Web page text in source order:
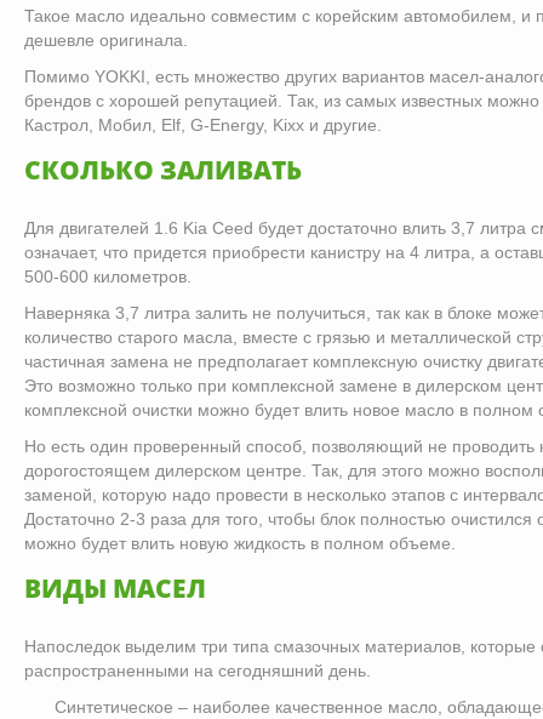
Такое масло идеально совместим с корейским автомобилем, и
дешевле оригинала.
Помимо YOKKI, есть множество других вариантов масел-
брендов с хорошей репутацией. Так, из самых известных
Кастрол, Мобил, Elf, G-Energy, Kixx и другие.
СКОЛЬКО ЗАЛИВАТЬ
Для двигателей 1.6 Kia Ceed будет достаточно влить 3,7 литра
означает, что придется приобрести канистру на 4 литра, а
500-600 километров.
Наверняка 3,7 литра залить не получиться, так как в блоке
количество старого масла, вместе с грязью и металлической
частичная замена не предполагает комплексную очистку
Это возможно только при комплексной замене в дилерском
комплексной очистки можно будет влить новое масло в полном
Но есть один проверенный способ, позволяющий не
дорогостоящем дилерском центре. Так, для этого можно
заменой, которую надо провести в несколько этапов с
Достаточно 2-3 раза для того, чтобы блок полностью очистился
можно будет влить новую жидкость в полном объеме.
ВИДЫ МАСЕЛ
Напоследок выделим три типа смазочных материалов,
распространенными на сегодняшний день.
Синтетическое – наиболее качественное масло,